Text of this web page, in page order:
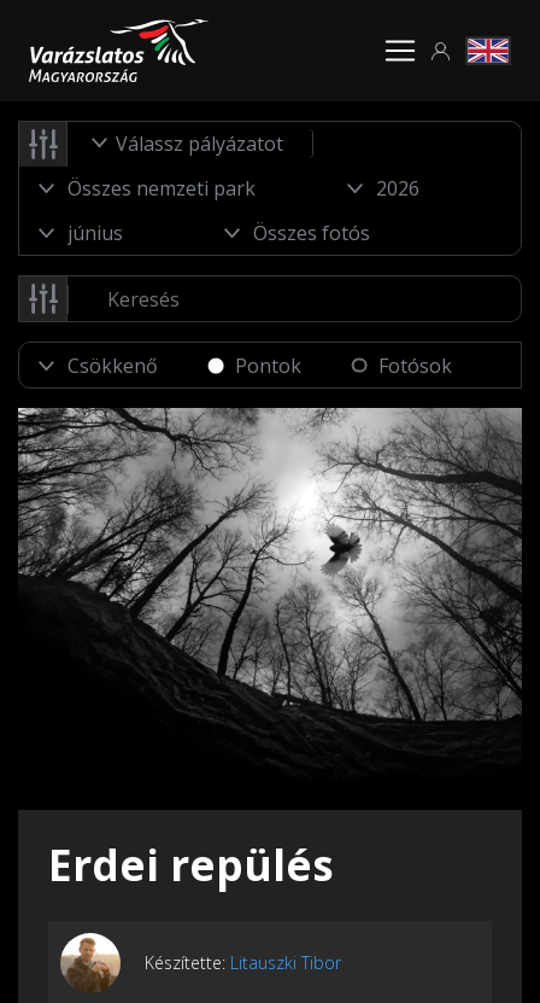
Válassz pályázatot
Pontok Fotósok
Erdei repülés
Készítette: Litauszki Tibor